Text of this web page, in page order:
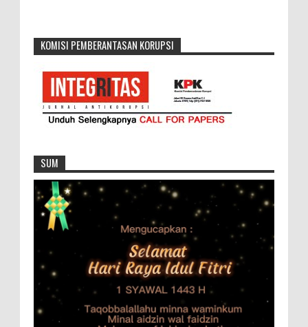
KOMISI PEMBERANTASAN KORUPSI
SUM